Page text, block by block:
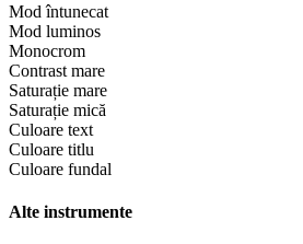
Mod întunecat
Mod luminos
Monocrom
Contrast mare
Saturație mare
Saturație mică
Culoare text
Culoare titlu
Culoare fundal
Alte instrumente